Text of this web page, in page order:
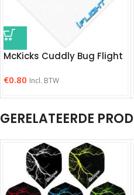
McKicks Cuddly Bug Flight
€0.80 Incl. BTW
GERELATEERDE